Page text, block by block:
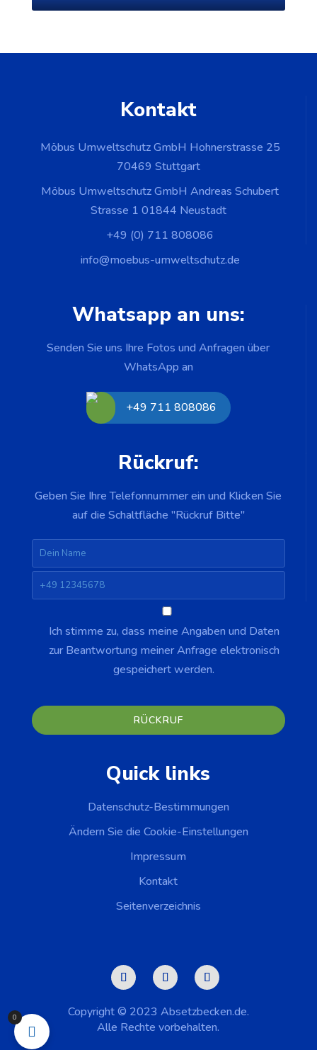
Kontakt
Möbus Umweltschutz GmbH Hohnerstrasse 25
70469 Stuttgart
Möbus Umweltschutz GmbH Andreas Schubert
Strasse 1 01844 Neustadt
+49 (0) 711 808086
info@moebus-umweltschutz.de
Whatsapp an uns:
Senden Sie uns Ihre Fotos und Anfragen über
WhatsApp an
+49 711 808086
Rückruf:
Geben Sie Ihre Telefonnummer ein und Klicken Sie
auf die Schaltfläche "Rückruf Bitte"
Ich stimme zu, dass meine Angaben und Daten
zur Beantwortung meiner Anfrage elektronisch
gespeichert werden.
Quick links
Datenschutz-Bestimmungen
Ändern Sie die Cookie-Einstellungen
Impressum
Kontakt
Seitenverzeichnis
Copyright © 2023 Absetzbecken.de.
Alle Rechte vorbehalten.
0